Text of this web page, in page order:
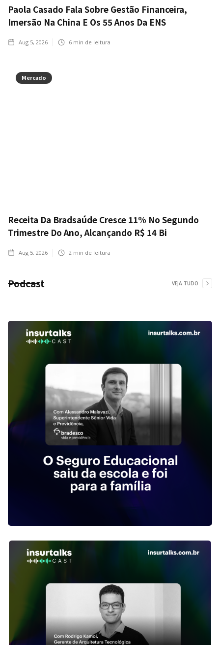
Paola Casado Fala Sobre Gestão Financeira,
Imersão Na China E Os 55 Anos Da ENS
Aug 5, 2026 6 min de leitura
Mercado
Receita Da Bradsaúde Cresce 11% No Segundo
Trimestre Do Ano, Alcançando R$ 14 Bi
Aug 5, 2026 2 min de leitura
Podcast VEJA TUDO